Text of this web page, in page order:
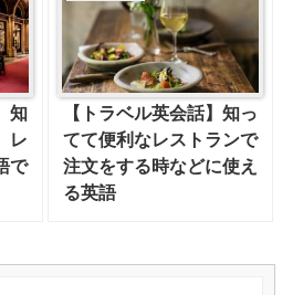
知
レ
で
【トラベル英会話】知っ
てて便利なレストランで
注文をする時などに使え
る英語